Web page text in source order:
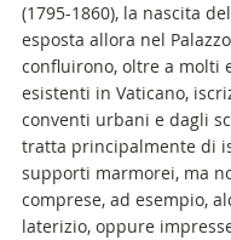
(1795-1860), la nascita
esposta allora nel
confluirono, oltre a molti
esistenti in Vaticano,
conventi urbani e dagli
tratta principalmente di
supporti marmorei, ma
comprese, ad esempio,
laterizio, oppure